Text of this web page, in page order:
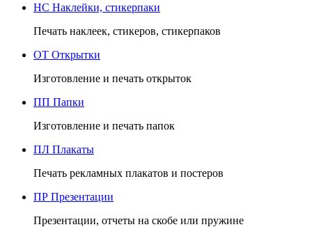
НС Наклейки, стикерпаки
Печать наклеек, стикеров, стикерпаков
ОТ Открытки
Изготовление и печать открыток
ПП Папки
Изготовление и печать папок
ПЛ Плакаты
Печать рекламных плакатов и постеров
ПР Презентации
Презентации, отчеты на скобе или пружине